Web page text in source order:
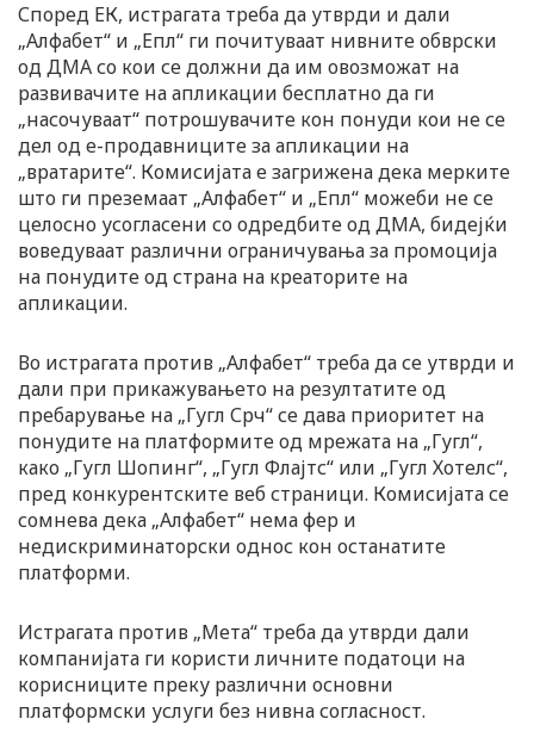
Според ЕК, истрагата треба да утврди и дали
„Алфабет“ и „Епл“ ги почитуваат нивните обврски
од ДМА со кои се должни да им овозможат на
развивачите на апликации бесплатно да ги
„насочуваат“ потрошувачите кон понуди кои не се
дел од е-продавниците за апликации на
„вратарите“. Комисијата е загрижена дека мерките
што ги преземаат „Алфабет“ и „Епл“ можеби не се
целосно усогласени со одредбите од ДМА, бидејќи
воведуваат различни ограничувања за промоција
на понудите од страна на креаторите на
апликации.
Во истрагата против „Алфабет“ треба да се утврди и
дали при прикажувањето на резултатите од
пребарување на „Гугл Срч“ се дава приоритет на
понудите на платформите од мрежата на „Гугл“,
како „Гугл Шопинг“, „Гугл Флајтс“ или „Гугл Хотелс“,
пред конкурентските веб страници. Комисијата се
сомнева дека „Алфабет“ нема фер и
недискриминаторски однос кон останатите
платформи.
Истрагата против „Мета“ треба да утврди дали
компанијата ги користи личните податоци на
корисниците преку различни основни
платформски услуги без нивна согласност.